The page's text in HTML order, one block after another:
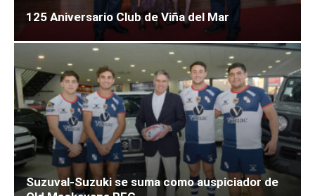
125 Aniversario Club de Viña del Mar
Suzuval-Suzuki se suma como auspiciador de